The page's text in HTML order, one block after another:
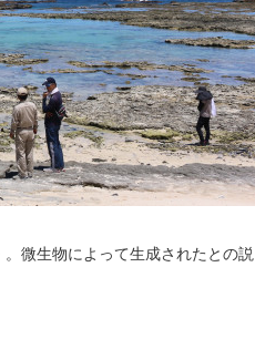
微生物によって生成されたとの説